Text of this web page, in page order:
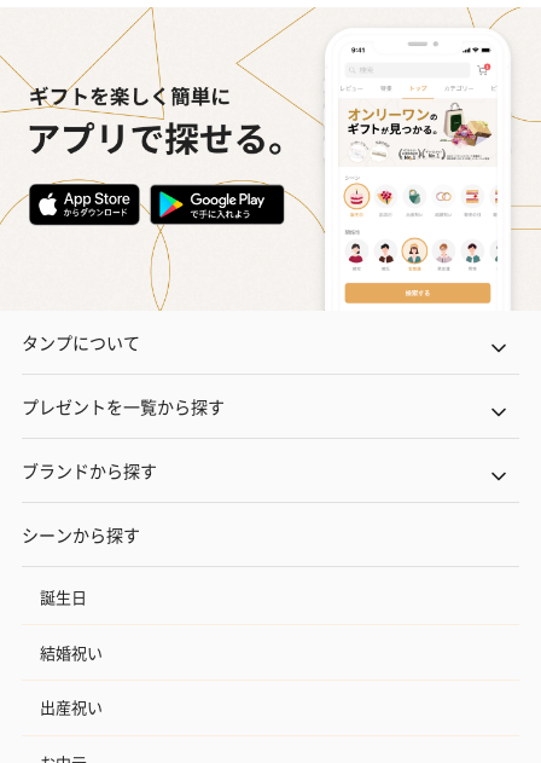
タンプについて
プレゼントを一覧から探す
ブランドから探す
シーンから探す
誕生日
結婚祝い
出産祝い